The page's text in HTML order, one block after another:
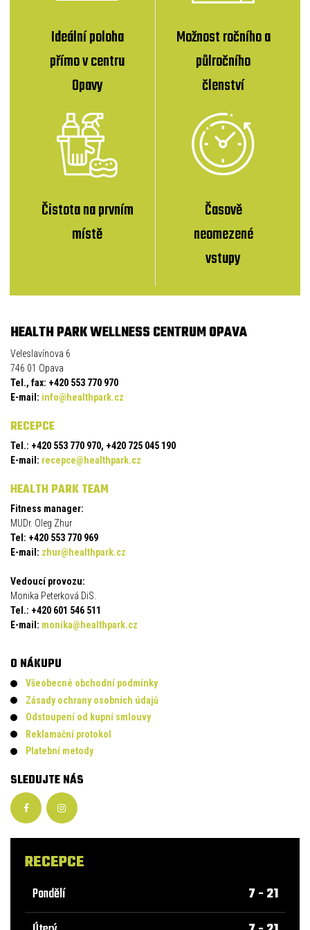
Ideální poloha
přímo v centru
Opavy
Možnost ročního a
půlročního
členství
Čistota na prvním
místě
Časově
neomezené
vstupy
HEALTH PARK WELLNESS CENTRUM OPAVA
Veleslavínova 6
746 01 Opava
Tel., fax: +420 553 770 970
E-mail: info@healthpark.cz
RECEPCE
Tel.: +420 553 770 970, +420 725 045 190
E-mail: recepce@healthpark.cz
HEALTH PARK TEAM
Fitness manager:
MUDr. Oleg Zhur
Tel: +420 553 770 969
E-mail: zhur@healthpark.cz
Vedoucí provozu:
Monika Peterková DiS.
Tel.: +420 601 546 511
E-mail: monika@healthpark.cz
O NÁKUPU
Všeobecné obchodní podmínky
Zásady ochrany osobních údajů
Odstoupení od kupní smlouvy
Reklamační protokol
Platební metody
SLEDUJTE NÁS
RECEPCE
Pondělí
7 - 21